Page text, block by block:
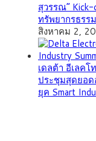
สุวรรณ”
ทรัพยากรธร
สิงหาคม 2,
เดลต้า อีเลค
ประชุมสุดยอ
ยุค Smart